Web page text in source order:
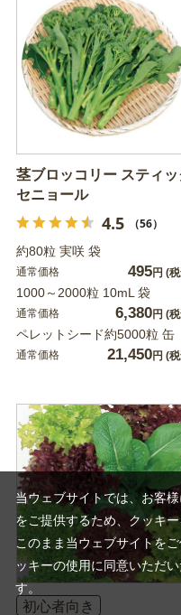
茎ブロッコリー スティッ
セニョール
4.5 （56）
約80粒 実咲 袋
通常価格 495円 (
1000～2000粒 10mL 袋
通常価格 6,380円 (
ペレットシード約5000粒 缶
通常価格 21,450円 (
初心者向き
当ウェブサイトでは、お客
をご提供するため、クッキー
このまま当ウェブサイトを
ッキーの使用に同意いただ
す。